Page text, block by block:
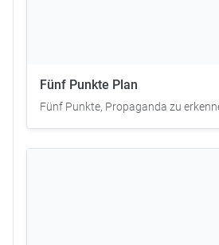
Fünf Punkte Plan
Fünf Punkte, Propaganda zu